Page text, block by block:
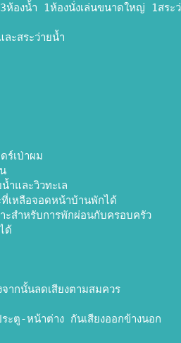
องน้ำ 1ห้องนั่งเล่นขนาดใหญ่ 1สระ
ะสระว่ายน้ำ
เป่าผม
ำและวิวทะเล
หลือจอดหน้าบ้านพักได้
สำหรับการพักผ่อนกับครอบครัว
ด้
กนั้นลดเสียงตามสมควร
ะตู-หน้าต่าง กันเสียงออกข้างนอก